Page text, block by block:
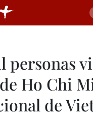
personas
Ho Chi
de